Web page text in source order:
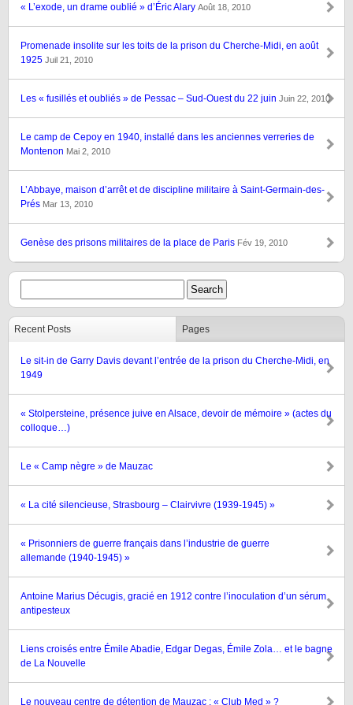
« L’exode, un drame oublié » d’Éric Alary Août 18, 2010
Promenade insolite sur les toits de la prison du Cherche-Midi, en août
1925 Juil 21, 2010
Les « fusillés et oubliés » de Pessac – Sud-Ouest du 22 juin Juin 22, 2010
Le camp de Cepoy en 1940, installé dans les anciennes verreries de
Montenon Mai 2, 2010
L’Abbaye, maison d’arrêt et de discipline militaire à Saint-Germain-des-
Prés Mar 13, 2010
Genèse des prisons militaires de la place de Paris Fév 19, 2010
Recent Posts Pages
Le sit-in de Garry Davis devant l’entrée de la prison du Cherche-Midi, en
1949
« Stolpersteine, présence juive en Alsace, devoir de mémoire » (actes du
colloque…)
Le « Camp nègre » de Mauzac
« La cité silencieuse, Strasbourg – Clairvivre (1939-1945) »
« Prisonniers de guerre français dans l’industrie de guerre
allemande (1940-1945) »
Antoine Marius Décugis, gracié en 1912 contre l’inoculation d’un sérum
antipesteux
Liens croisés entre Émile Abadie, Edgar Degas, Émile Zola… et le bagne
de La Nouvelle
Le nouveau centre de détention de Mauzac : « Club Med » ?